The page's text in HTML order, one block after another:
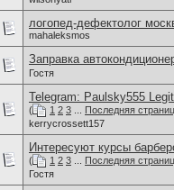
логопед-дефектолог
mahaleksmos
Заправка
Гостя
Telegram: Paulsky555
( 1 2 3 Последняя
kerrycrossett157
Интересуют курсы
( 1 2 3 Последняя
Гостя